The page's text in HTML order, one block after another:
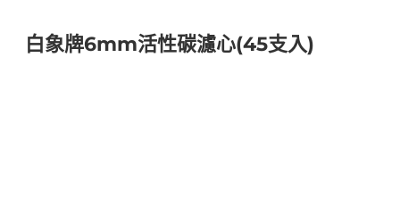
白象牌6mm活性碳濾心(45支入)